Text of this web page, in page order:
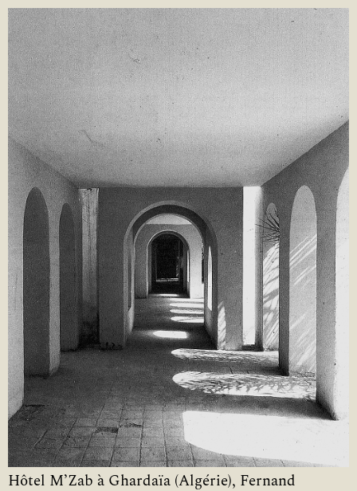
Hôtel M’Zab à Ghardaïa (Algérie), Fernand